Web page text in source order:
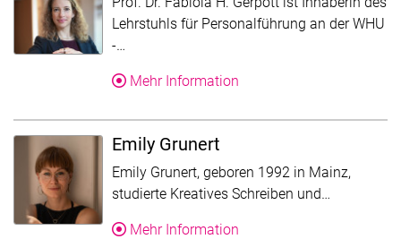
Lehrstuhls für Personalführung an der WHU
-…
Mehr Information
Emily Grunert
Emily Grunert, geboren 1992 in Mainz,
studierte Kreatives Schreiben und…
Mehr Information